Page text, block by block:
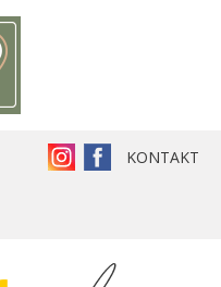
KONTAKT